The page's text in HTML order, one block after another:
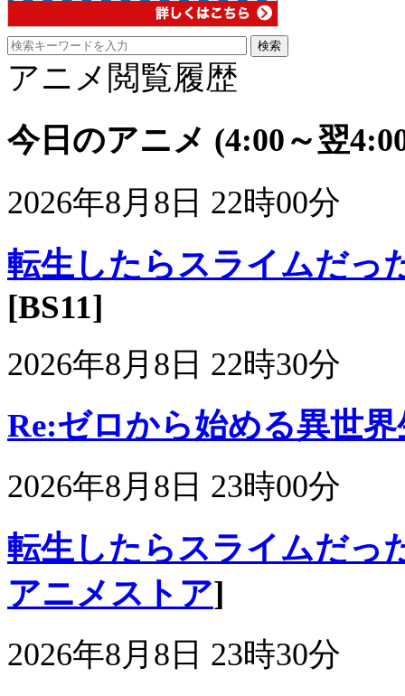
アニメ閲覧履歴
今日のアニメ (4:00～翌
2026年8月8日 22時00分
転生したらスライムだっ
[BS11]
2026年8月8日 22時30分
Re:ゼロから始める異世界
2026年8月8日 23時00分
転生したらスライムだっ
アニメストア]
2026年8月8日 23時30分